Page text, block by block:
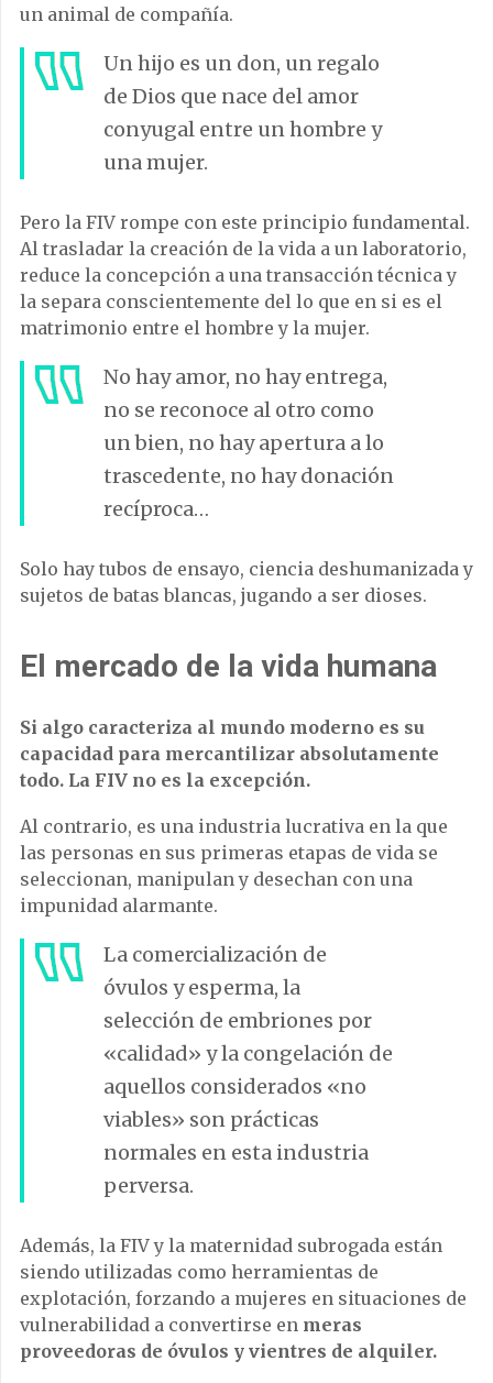
un animal de compañía.
Un hijo es un don, un regalo
de Dios que nace del amor
conyugal entre un hombre y
una mujer.
Pero la FIV rompe con este principio fundamental.
Al trasladar la creación de la vida a un laboratorio,
reduce la concepción a una transacción técnica y
la separa conscientemente del lo que en si es el
matrimonio entre el hombre y la mujer.
No hay amor, no hay entrega,
no se reconoce al otro como
un bien, no hay apertura a lo
trascedente, no hay donación
recíproca…
Solo hay tubos de ensayo, ciencia deshumanizada y
sujetos de batas blancas, jugando a ser dioses.
El mercado de la vida humana
Si algo caracteriza al mundo moderno es su
capacidad para mercantilizar absolutamente
todo. La FIV no es la excepción.
Al contrario, es una industria lucrativa en la que
las personas en sus primeras etapas de vida se
seleccionan, manipulan y desechan con una
impunidad alarmante.
La comercialización de
óvulos y esperma, la
selección de embriones por
«calidad» y la congelación de
aquellos considerados «no
viables» son prácticas
normales en esta industria
perversa.
Además, la FIV y la maternidad subrogada están
siendo utilizadas como herramientas de
explotación, forzando a mujeres en situaciones de
vulnerabilidad a convertirse en meras
proveedoras de óvulos y vientres de alquiler.